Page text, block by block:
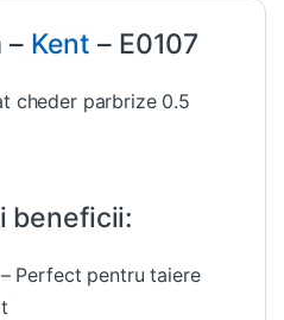
– Kent – E0107
cheder parbrize 0.5
beneficii:
Perfect pentru taiere